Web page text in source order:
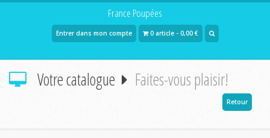
France Poupées
Entrer dans mon compte 0 article - 0,00 €
Votre catalogue Faites-vous plaisir!
Retour